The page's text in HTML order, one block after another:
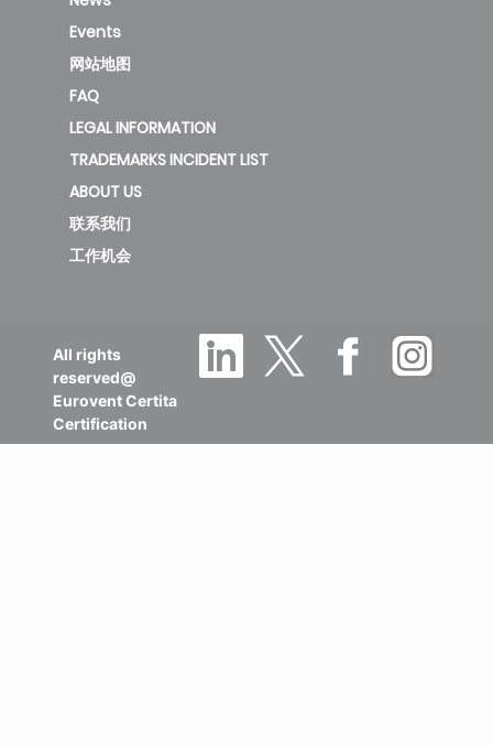
Events
网站地图
FAQ
LEGAL INFORMATION
TRADEMARKS INCIDENT LIST
ABOUT US
联系我们
工作机会
All rights
reserved@
Eurovent Certita
Certification